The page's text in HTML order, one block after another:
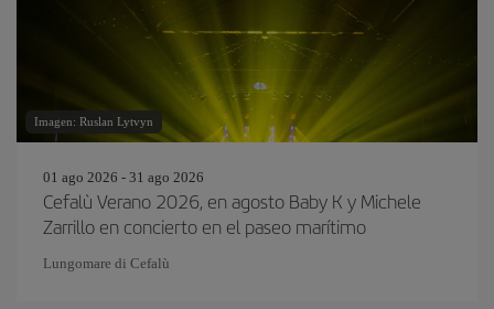
Imagen: Ruslan Lytvyn
01 ago 2026 - 31 ago 2026
Cefalù Verano 2026, en agosto Baby K y Michele
Zarrillo en concierto en el paseo marítimo
Lungomare di Cefalù